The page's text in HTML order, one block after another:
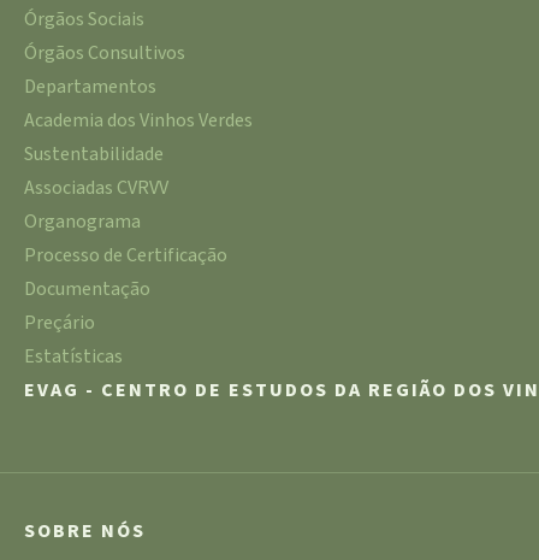
Órgãos Sociais
Órgãos Consultivos
Departamentos
Academia dos Vinhos Verdes
Sustentabilidade
Associadas CVRVV
Organograma
Processo de Certificação
Documentação
Preçário
Estatísticas
EVAG - CENTRO DE ESTUDOS DA REGIÃO DOS
SOBRE NÓS